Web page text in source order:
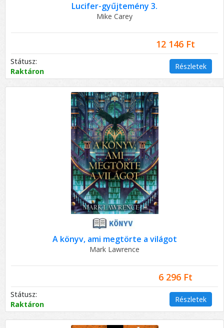
Lucifer-gyűjtemény 3.
Mike Carey
12 146 Ft
Státusz:
Raktáron
Részletek
A könyv, ami megtörte a világot
Mark Lawrence
6 296 Ft
Státusz:
Raktáron
Részletek